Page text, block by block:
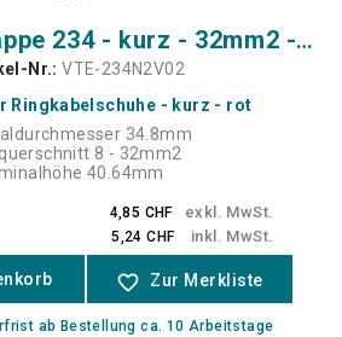
VTE - Isolierkappe 234 - kurz - 32mm2 - rot
Nr.: VTE-234N2V02
Ringkabelschuhe - kurz - rot
34.8mm
8 - 32mm2
40.64mm
4,85 CHF exkl. MwSt.
5,24 CHF inkl. MwSt.
favorite_border Zur Merkliste
ab Bestellung ca. 10 Arbeitstage